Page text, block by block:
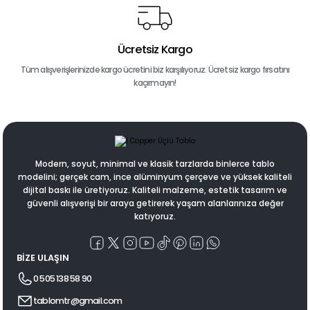
Ücretsiz Kargo
Tüm alışverişlerinizde kargo ücretini biz karşılıyoruz. Ücretsiz kargo fırsatını
kaçırmayın!
Modern, soyut, minimal ve klasik tarzlarda binlerce tablo
modelini; gerçek cam, ince alüminyum çerçeve ve yüksek kaliteli
dijital baskı ile üretiyoruz. Kaliteli malzeme, estetik tasarım ve
güvenli alışverişi bir araya getirerek yaşam alanlarınıza değer
katıyoruz.
BİZE ULAŞIN
0 505 138 58 90
tablomtr@gmail.com